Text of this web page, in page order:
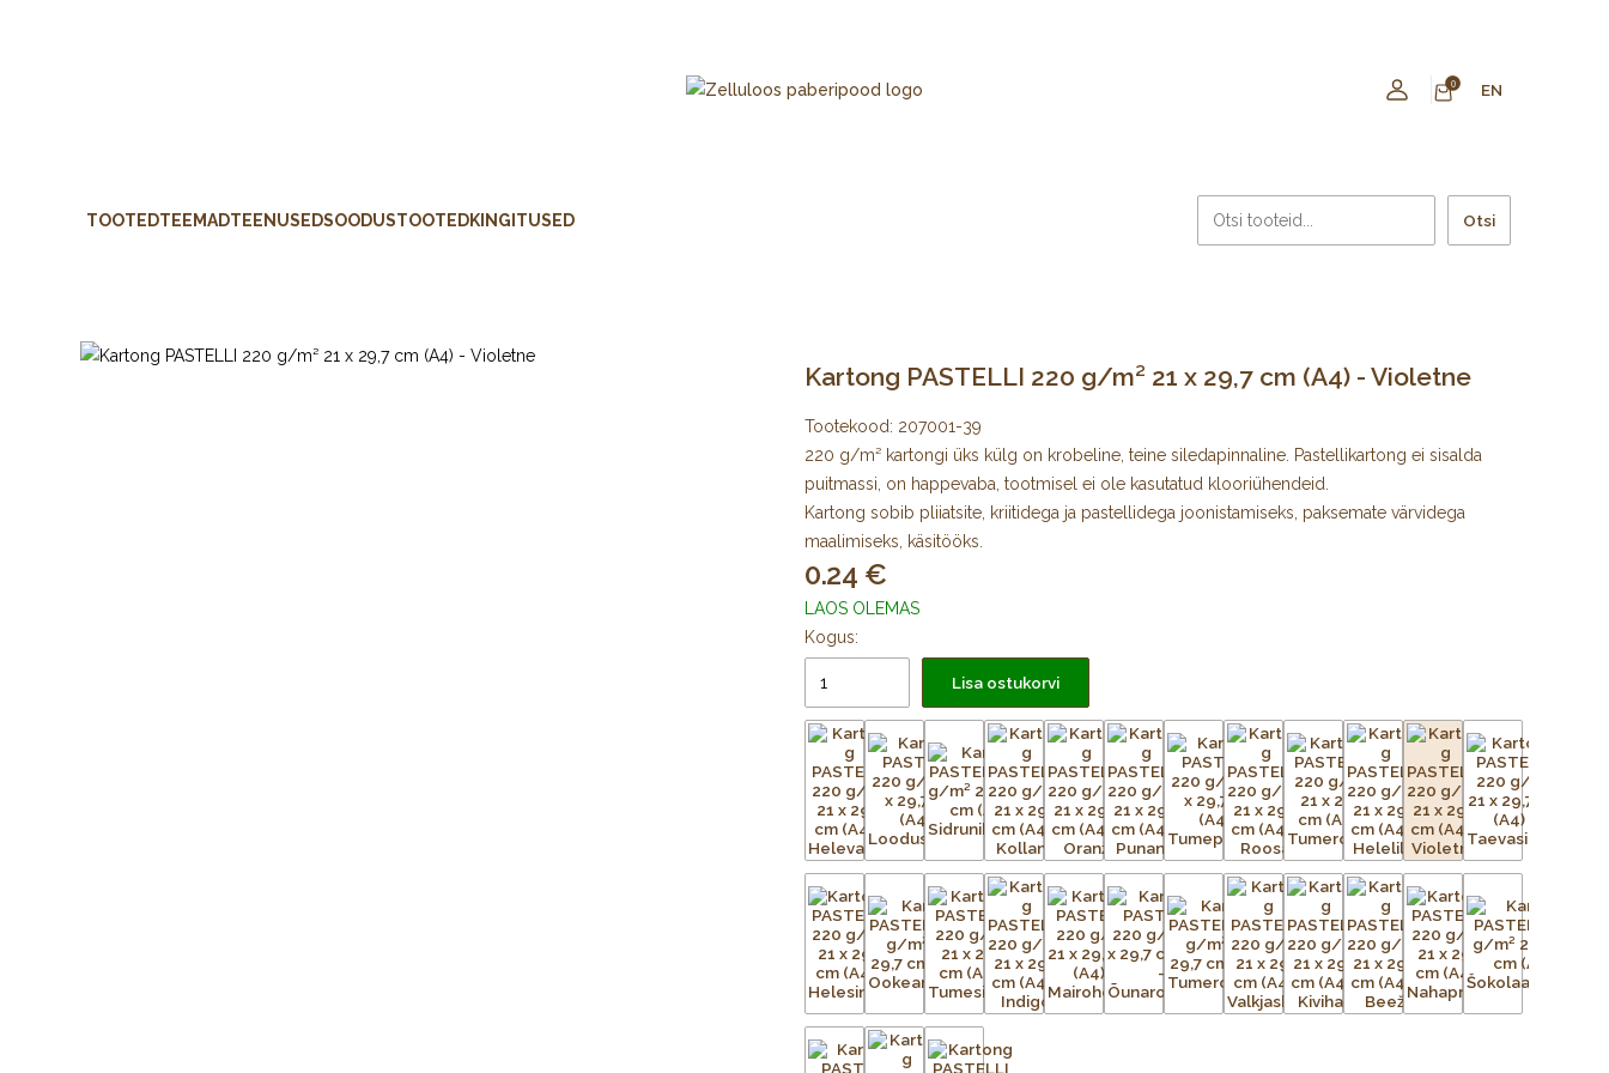
0 EN
TOOTEDTEEMADTEENUSEDSOODUSTOOTEDKINGITUSED Otsi
Kartong PASTELLI 220 g/m² 21 x 29,7 cm (A4) - Violetne
Tootekood: 207001-39
220 g/m² kartongi üks külg on krobeline, teine siledapinnaline. Pastellikartong ei sisalda
puitmassi, on happevaba, tootmisel ei ole kasutatud klooriühendeid.
Kartong sobib pliiatsite, kriitidega ja pastellidega joonistamiseks, paksemate värvidega
maalimiseks, käsitööks.
0.24
LAOS OLEMAS
Kogus:
Lisa ostukorvi